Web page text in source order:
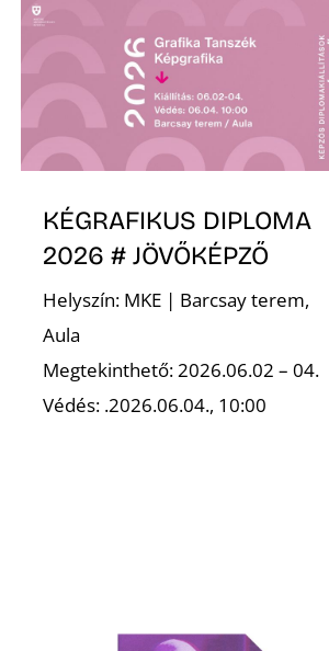
KÉGRAFIKUS DIPLOMA
2026 # JÖVŐKÉPZŐ
Helyszín: MKE | Barcsay terem,
Aula
Megtekinthető: 2026.06.02 – 04.
Védés: .2026.06.04., 10:00